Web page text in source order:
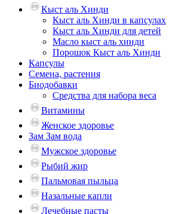
Кыст аль Хинди
Кыст аль Хинди в капсулах
Кыст аль Хинди для детей
Масло кыст аль хинди
Порошок Кыст аль Хинди
Капсулы
Семена, растения
Биодобавки
Средства для набора веса
Витамины
Женское здоровье
Зам Зам вода
Мужское здоровье
Рыбий жир
Пальмовая пыльца
Назальные капли
Лечебные пасты